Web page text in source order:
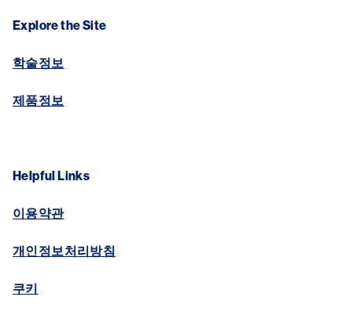
Explore the Site
학술정보
제품정보
Helpful Links
이용약관
개인정보처리방침
쿠키